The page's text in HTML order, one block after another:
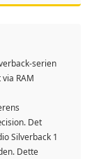
serien
RAM
Det
Silverback 1
Dette